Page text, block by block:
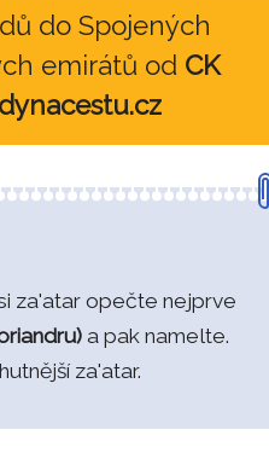
do Spojených
emirátů od CK
za'atar opečte nejprve
a pak namelte.
za'atar.